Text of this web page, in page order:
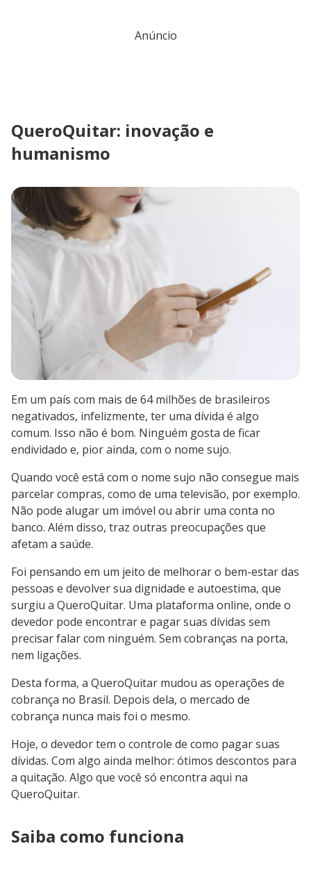
Anúncio
QueroQuitar: inovação e
humanismo
Em um país com mais de 64 milhões de brasileiros
negativados, infelizmente, ter uma dívida é algo
comum. Isso não é bom. Ninguém gosta de ficar
endividado e, pior ainda, com o nome sujo.
Quando você está com o nome sujo não consegue mais
parcelar compras, como de uma televisão, por exemplo.
Não pode alugar um imóvel ou abrir uma conta no
banco. Além disso, traz outras preocupações que
afetam a saúde.
Foi pensando em um jeito de melhorar o bem-estar das
pessoas e devolver sua dignidade e autoestima, que
surgiu a QueroQuitar. Uma plataforma online, onde o
devedor pode encontrar e pagar suas dívidas sem
precisar falar com ninguém. Sem cobranças na porta,
nem ligações.
Desta forma, a QueroQuitar mudou as operações de
cobrança no Brasil. Depois dela, o mercado de
cobrança nunca mais foi o mesmo.
Hoje, o devedor tem o controle de como pagar suas
dívidas. Com algo ainda melhor: ótimos descontos para
a quitação. Algo que você só encontra aqui na
QueroQuitar.
Saiba como funciona